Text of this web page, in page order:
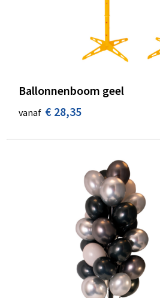
Ballonnenboom geel
vanaf € 28,35